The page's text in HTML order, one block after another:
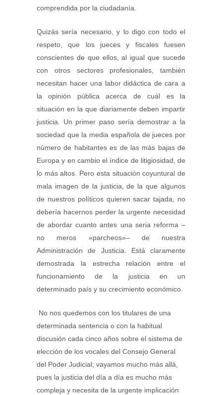
comprendida por la ciudadanía.
Quizás sería necesario, y lo digo con todo el
respeto, que los jueces y fiscales fuesen
conscientes de que ellos, al igual que sucede
con otros sectores profesionales, también
necesitan hacer una labor didáctica de cara a
la opinión pública acerca de cuál es la
situación en la que diariamente deben impartir
justicia. Un primer paso sería demostrar a la
sociedad que la media española de jueces por
número de habitantes es de las más bajas de
Europa y en cambio el índice de litigiosidad, de
lo más altos. Pero esta situación coyuntural de
mala imagen de la justicia, de la que algunos
de nuestros políticos quieren sacar tajada, no
debería hacernos perder la urgente necesidad
de abordar cuanto antes una seria reforma –
no meros «parcheos»– de nuestra
Administración de Justicia. Está claramente
demostrada la estrecha relación entre el
funcionamiento de la justicia en un
determinado país y su crecimiento económico.
No nos quedemos con los titulares de una
determinada sentencia o con la habitual
discusión cada cinco años sobre el sistema de
elección de los vocales del Consejo General
del Poder Judicial; vayamos mucho más allá,
pues la justicia del día a día es mucho más
compleja y necesita de la urgente implicación